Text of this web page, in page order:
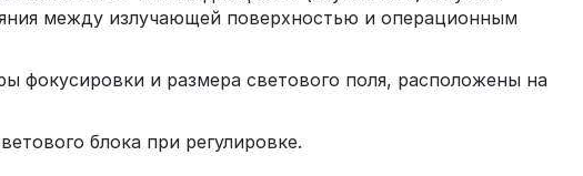
между излучающей поверхностью и операционным
фокусировки и размера светового поля, расположены на
блока при регулировке.